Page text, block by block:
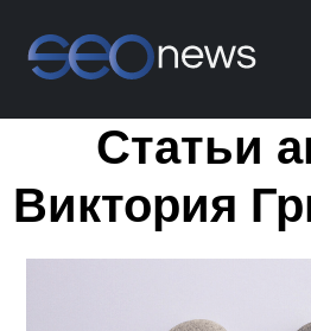
Статьи
Виктория